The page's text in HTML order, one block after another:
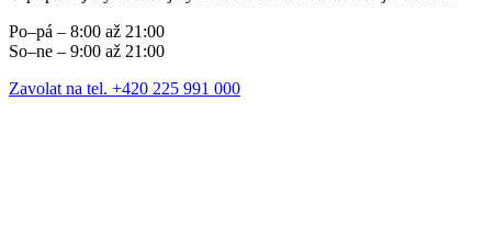
Po–pá – 8:00 až 21:00
So–ne – 9:00 až 21:00
Zavolat na tel. +420 225 991 000